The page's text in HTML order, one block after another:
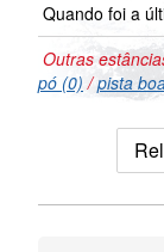
Quando foi a
Outras
pó (0) /pista